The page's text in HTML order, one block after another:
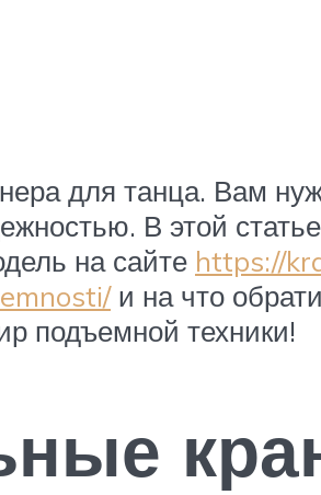
для танца. Вам
В этой
на сайте https://
и на что
подъемной техники!